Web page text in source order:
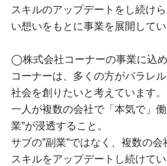
スキルのアップデートをし続け
い想いをもとに事業を展開してい
◯株式会社コーナーの事業に込
コーナーは、多くの方がパラレ
社会を創りたいと考えています。
一人が複数の会社で「本気で」
業"が浸透すること。
サブの"副業"ではなく、複数の会
スキルをアップデートし続けて